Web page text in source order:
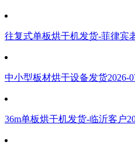
往复式单板烘干机发货-菲律宾
中小型板材烘干设备发货2026-
36m单板烘干机发货-临沂客户